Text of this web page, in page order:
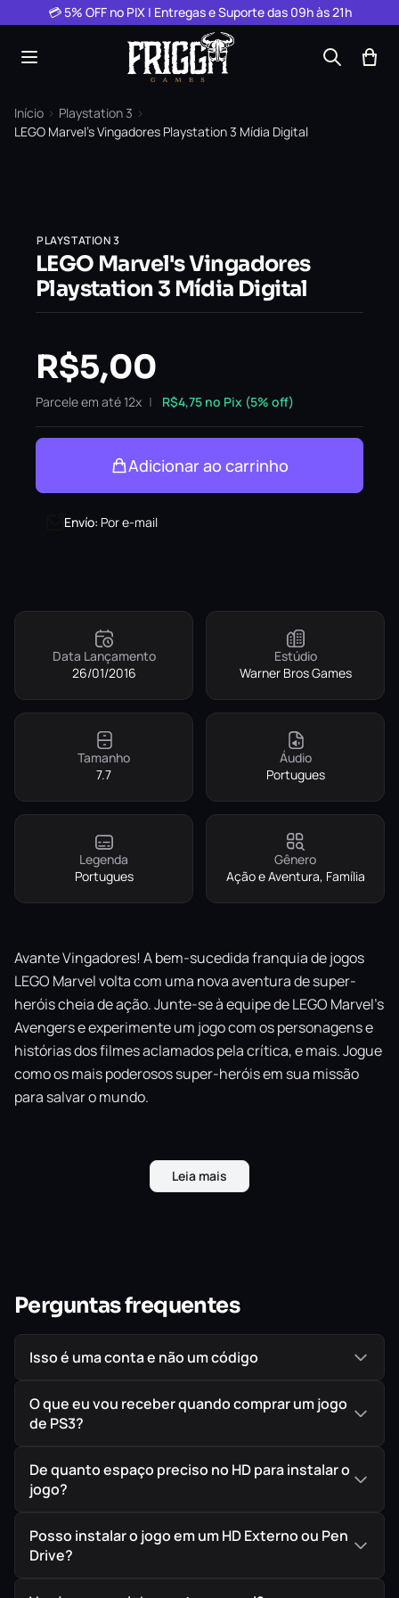
Pular para o conteúdo
💳 5% OFF no PIX | Entregas e Suporte das 09h às 21h
Início › Playstation 3 ›
LEGO Marvel’s Vingadores Playstation 3 Mídia Digital
PLAYSTATION 3
LEGO Marvel's Vingadores
Playstation 3 Mídia Digital
R$5,00
Parcele em até 12x R$4,75 no Pix (5% off)
Adicionar ao carrinho
Envío: Por e-mail
Data Lançamento
26/01/2016
Estúdio
Warner Bros Games
Tamanho
7.7
Áudio
Portugues
Legenda
Portugues
Gênero
Ação e Aventura, Família
Avante Vingadores! A bem-sucedida franquia de jogos
LEGO Marvel volta com uma nova aventura de super-
heróis cheia de ação. Junte-se à equipe de LEGO Marvel’s
Avengers e experimente um jogo com os personagens e
histórias dos filmes aclamados pela crítica, e mais. Jogue
como os mais poderosos super-heróis em sua missão
para salvar o mundo.
Leia mais
Perguntas frequentes
Isso é uma conta e não um código
O que eu vou receber quando comprar um jogo
de PS3?
De quanto espaço preciso no HD para instalar o
jogo?
Posso instalar o jogo em um HD Externo ou Pen
Drive?